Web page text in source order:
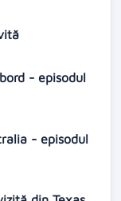
- episodul
- episodul